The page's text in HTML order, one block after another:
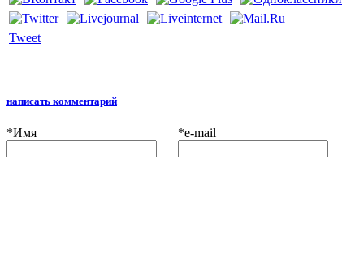
Tweet
написать комментарий
*Имя *e-mail